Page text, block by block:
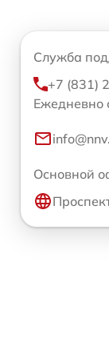
Служба
+7 (831)
Ежедневно
Основной